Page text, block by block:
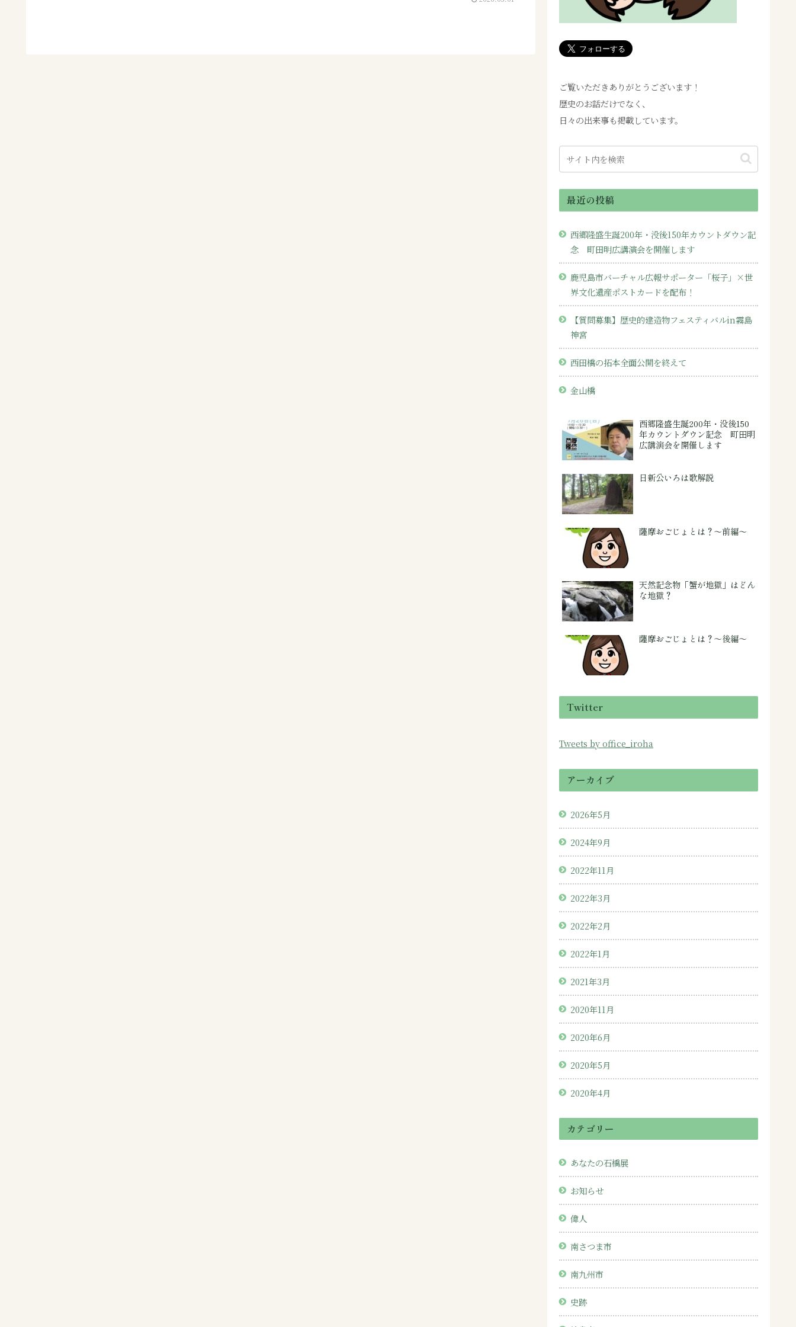
ご覧いただきありがとうございます！
歴史のお話だけでなく、
日々の出来事も掲載しています。
最近の投稿
西郷隆盛生誕200年・没後150年カウントダウン記
念 町田明広講演会を開催します
鹿児島市バーチャル広報サポーター「桜子」×世
界文化遺産ポストカードを配布！
【質問募集】歴史的建造物フェスティバルin霧島
神宮
西田橋の拓本全面公開を終えて
金山橋
西郷隆盛生誕200年・没後150
年カウントダウン記念 町田明
広講演会を開催します
日新公いろは歌解説
薩摩おごじょとは？～前編～
天然記念物「蟹が地獄」はどん
な地獄？
薩摩おごじょとは？～後編～
Twitter
Tweets by office_iroha
アーカイブ
2026年5月
2024年9月
2022年11月
2022年3月
2022年2月
2022年1月
2021年3月
2020年11月
2020年6月
2020年5月
2020年4月
カテゴリー
あなたの石橋展
お知らせ
偉人
南さつま市
南九州市
史跡